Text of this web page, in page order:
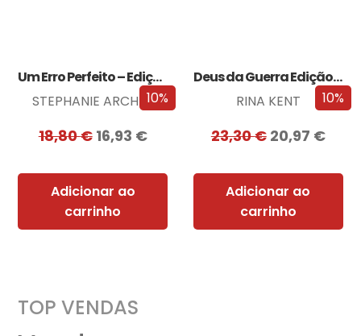
10%
Um Erro Perfeito – Edição com EDGES
STEPHANIE ARCHER
18,80€ 16,93 €
Adicionar ao
carrinho
10%
Deus da Guerra Edição com EDGES
RINA KENT
23,30€ 20,97 €
Adicionar ao
carrinho
TOP VENDAS